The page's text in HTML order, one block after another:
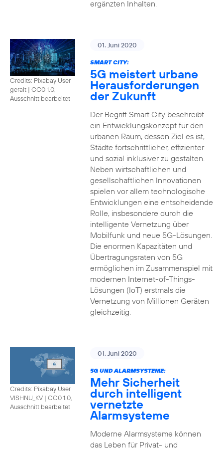
ergänzten Inhalten.
Credits: Pixabay User
geralt | CC0 1.0,
Ausschnitt bearbeitet
01. Juni 2020
SMART CITY:
5G meistert urbane
Herausforderungen
der Zukunft
Der Begriff Smart City beschreibt
ein Entwicklungskonzept für den
urbanen Raum, dessen Ziel es ist,
Städte fortschrittlicher, effizienter
und sozial inklusiver zu gestalten.
Neben wirtschaftlichen und
gesellschaftlichen Innovationen
spielen vor allem technologische
Entwicklungen eine entscheidende
Rolle, insbesondere durch die
intelligente Vernetzung über
Mobilfunk und neue 5G-Lösungen.
Die enormen Kapazitäten und
Übertragungsraten von 5G
ermöglichen im Zusammenspiel mit
modernen Internet-of-Things-
Lösungen (IoT) erstmals die
Vernetzung von Millionen Geräten
gleichzeitig.
Credits: Pixabay User
VISHNU_KV | CC0 1.0,
Ausschnitt bearbeitet
01. Juni 2020
5G UND ALARMSYSTEME:
Mehr Sicherheit
durch intelligent
vernetzte
Alarmsysteme
Moderne Alarmsysteme können
das Leben für Privat- und